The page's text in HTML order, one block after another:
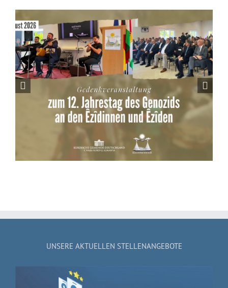
Die Kurdische Gemeinde Deutschland
begrüßt die Bremer Initiative zur
dauerhaften Verankerung des
Kurdischunterrichts
UNSERE AKTUELLEN STELLENANGEBOTE